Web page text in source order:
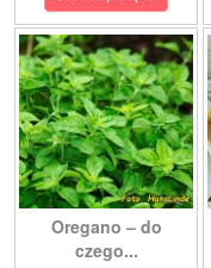
Oregano – do
czego...